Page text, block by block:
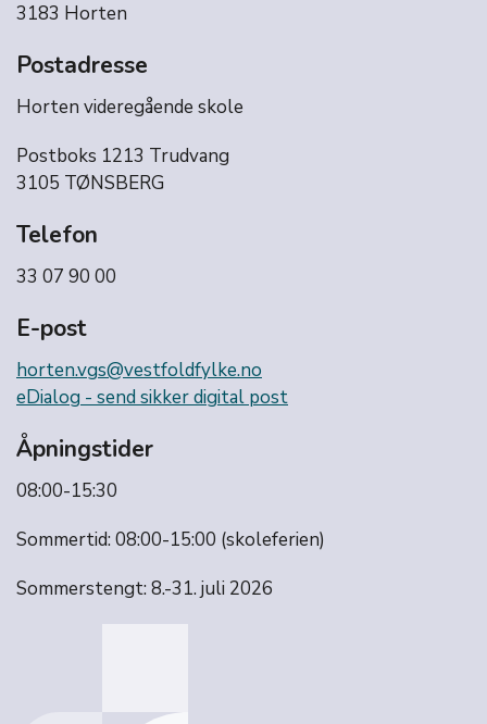
3183 Horten
Postadresse
Horten videregående skole
Postboks 1213 Trudvang
3105 TØNSBERG
Telefon
33 07 90 00
E-post
horten.vgs@vestfoldfylke.no
eDialog - send sikker digital post
Åpningstider
08:00-15:30
Sommertid: 08:00-15:00 (skoleferien)
Sommerstengt: 8.-31. juli 2026